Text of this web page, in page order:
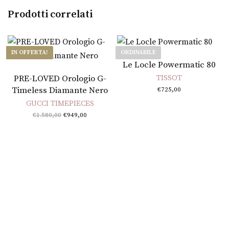
Prodotti correlati
IN OFFERTA!
Aggiungi al carrello
PRE-LOVED Orologio G-
Timeless Diamante Nero
GUCCI TIMEPIECES
€1.580,00 Il prezzo
€949,00
ORDINABILE
Leggi tutto
Le Locle Powermatic 80
TISSOT
€725,00